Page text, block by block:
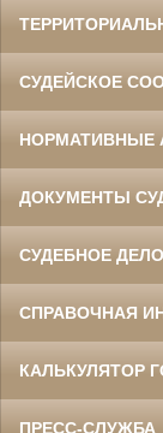
СУДЕЙСКОЕ
НОРМАТИВНЫЕ
ДОКУМЕНТЫ
СУДЕБНОЕ
СПРАВОЧНАЯ
КАЛЬКУЛЯТОР
ПРЕСС-СЛУЖБА